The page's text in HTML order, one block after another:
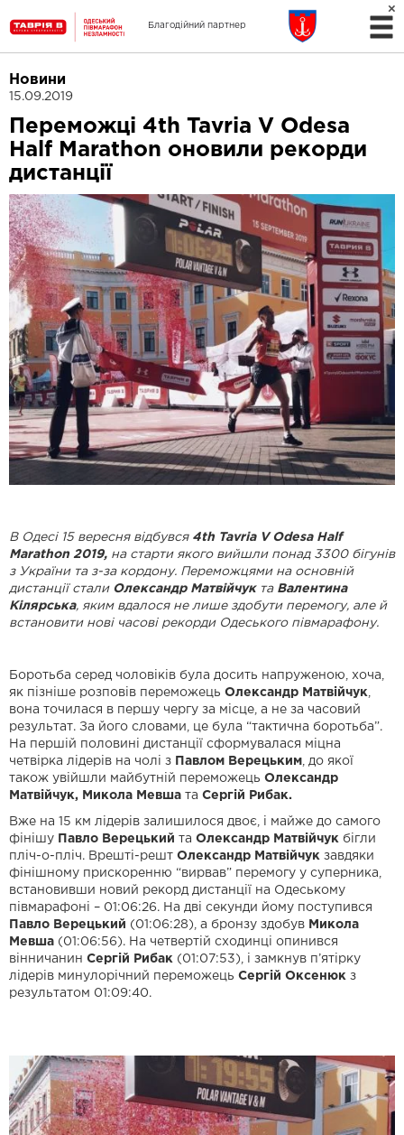
Благодійний партнер
Новини
15.09.2019
Переможці 4th Tavria V Odesa
Half Marathon оновили рекорди
дистанції
В Одесі 15 вересня відбувся 4th Tavria V Odesa Half
Marathon 2019, на старти якого вийшли понад 3300 бігунів
з України та з-за кордону. Переможцями на основній
дистанції стали Олександр Матвійчук та Валентина
Кілярська, яким вдалося не лише здобути перемогу, але й
встановити нові часові рекорди Одеського півмарафону.
Боротьба серед чоловіків була досить напруженою, хоча,
як пізніше розповів переможець Олександр Матвійчук
вона точилася в першу чергу за місце, а не за часовий
результат. За його словами, це була “тактична боротьба”.
На першій половині дистанції сформувалася міцна
четвірка лідерів на чолі з Павлом Верецьким , до якої
також увійшли майбутній переможець Олександр
Матвійчук, Микола Мевша та Сергій Рибак.
Вже на 15 км лідерів залишилося двоє, і майже до самого
фінішу Павло Верецький та Олександр Матвійчук бігли
пліч-о-пліч. Врешті-решт Олександр Матвійчук завдяки
фінішному прискоренню “вирвав” перемогу у суперника,
встановивши новий рекорд дистанції на Одеському
півмарафоні – 01:06:26. На дві секунди йому поступився
Павло Верецький (01:06:28), а бронзу здобув Микола
Мевша (01:06:56). На четвертій сходинці опинився
вінничанин Сергій Рибак (01:07:53), і замкнув п’ятірку
лідерів минулорічний переможець Сергій Оксенюк з
результатом 01:09:40.